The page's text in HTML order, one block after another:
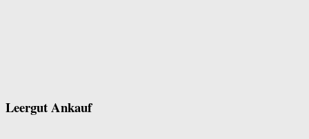
Leergut Ankauf